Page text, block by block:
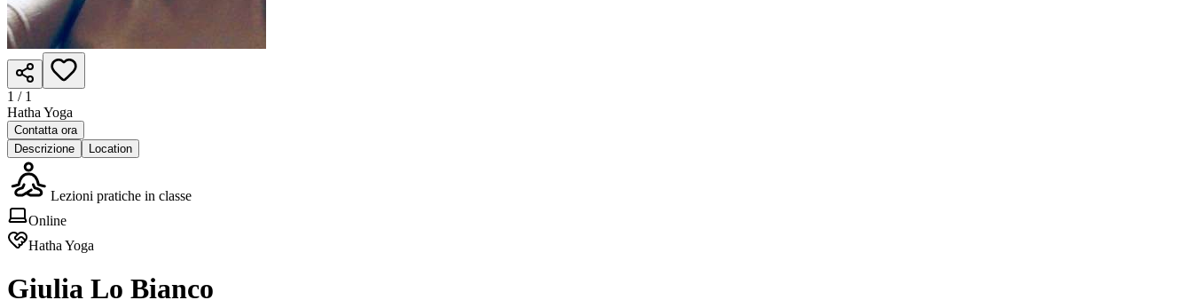
1 / 1
Hatha Yoga
Contatta ora
Descrizione
Location
Lezioni pratiche in classe
Online
Hatha Yoga
Giulia Lo Bianco